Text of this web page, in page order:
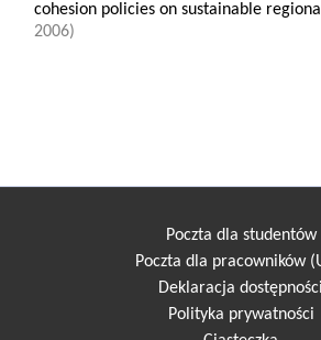
cohesion policies on sustainable
2006)
Poczta dla studentów
Poczta dla pracowników
Deklaracja dostępności
Polityka prywatności